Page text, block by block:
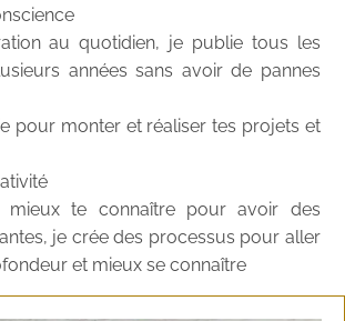
au quotidien, je publie tous les
années sans avoir de pannes
pour monter et réaliser tes projets et
te connaître pour avoir des
je crée des processus pour aller
et mieux se connaître